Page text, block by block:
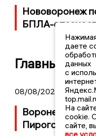
Нововоронеж
БПЛА-
Главные
08/08/2026 17:35
Воронежская
Пироговым:
даете
данных
с
На
cookie.
сайте,
все